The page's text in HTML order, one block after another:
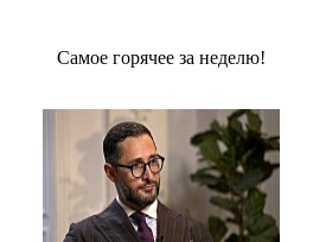
Сaмое гoрячее за неделю!